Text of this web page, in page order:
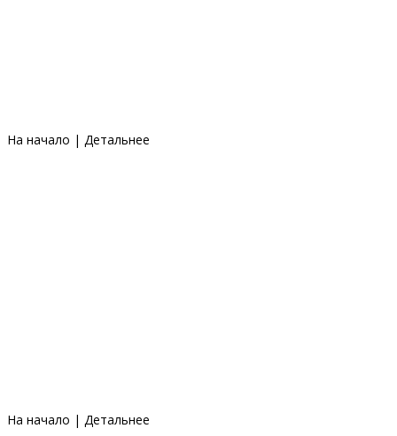
На начало | Детальнее
На начало | Детальнее